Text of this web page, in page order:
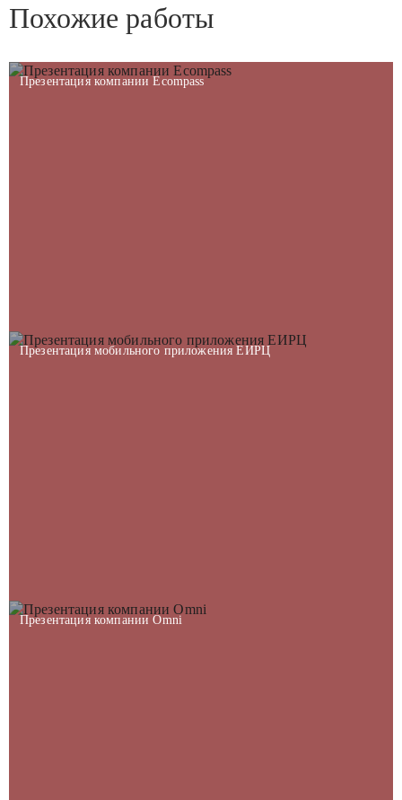
Похожие работы
Презентация компании Ecompass
Презентация мобильного приложения ЕИРЦ
Презентация компании Omni